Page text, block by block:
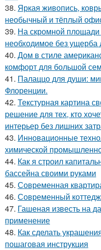
38. Яркая живопись,
необычный и тёплый
39. На скромной площади
необходимое без ущерба
40. Дом в стиле
комфорт для большой
41. Палаццо для души:
Флоренции.
42. Текстурная картина
решение для тех, кто
интерьер без лишних
43. Инновационные
химической
44. Как я строил
бассейна своими руками
45. Современная
46. Современный
47. Гашеная известь на
применение
48. Как сделать
пошаговая инструкция